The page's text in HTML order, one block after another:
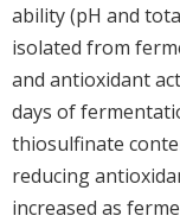
ability (pH and
isolated from
and antioxidant
days of
thiosulfinate
reducing
increased as